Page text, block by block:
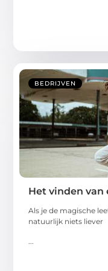
BEDRIJVEN
Het vinden van
Als je de magische
natuurlijk niets liever